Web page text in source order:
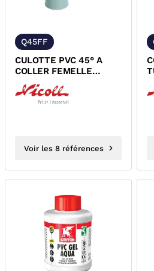
Q45FF
CULOTTE PVC 45° A
COLLER FEMELLE
FEMELLE NF NICOLL
Voir les 8 références